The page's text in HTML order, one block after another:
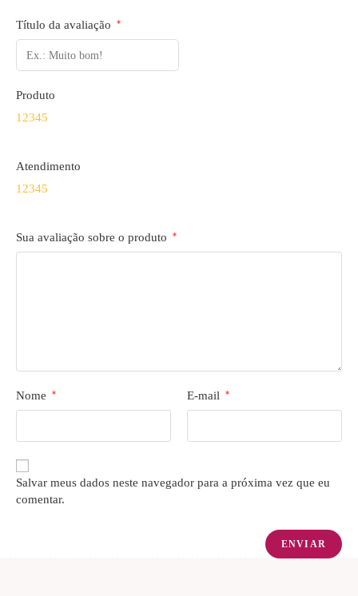
Título da avaliação *
Produto
12345
Atendimento
12345
Sua avaliação sobre o produto *
Nome * E-mail *
Salvar meus dados neste navegador para a próxima vez que eu
comentar.